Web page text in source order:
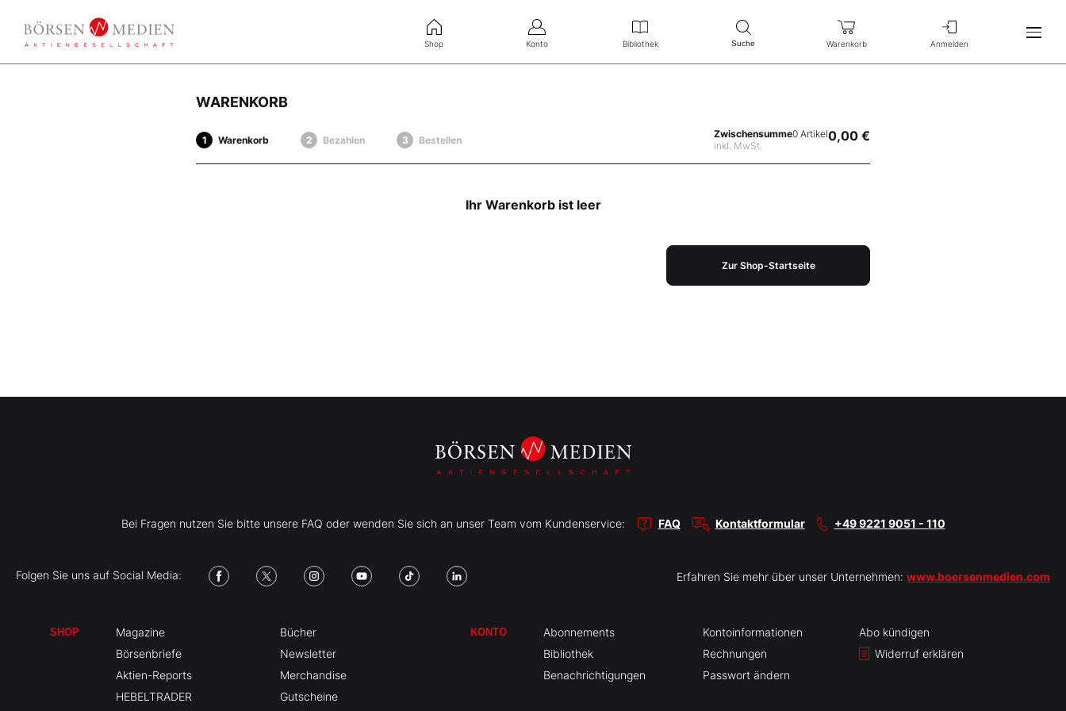
Shop Konto Bibliothek Suche Warenkorb Anmelden
WARENKORB
Warenkorb Bezahlen Bestellen
Zwischensumme
inkl. MwSt.
0 Artikel0,00 €
Ihr Warenkorb ist leer
Zur Shop-Startseite
Bei Fragen nutzen Sie bitte unsere FAQ oder wenden Sie sich an unser Team vom Kundenservice: FAQ Kontaktformular +49 9221 9051 - 110
Folgen Sie uns auf Social Media: Erfahren Sie mehr über unser Unternehmen: www.boersenmedien.com
SHOP
Magazine
Börsenbriefe
Aktien-Reports
HEBELTRADER
Bücher
Newsletter
Merchandise
Gutscheine
KONTO
Abonnements
Bibliothek
Benachrichtigungen
Kontoinformationen
Rechnungen
Passwort ändern
Abo kündigen
Widerruf erklären